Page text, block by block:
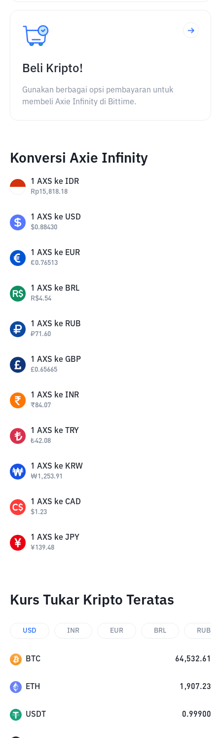
Beli Kripto!
Gunakan berbagai opsi pembayaran untuk
membeli Axie Infinity di Bittime.
Konversi Axie Infinity
1 AXS ke IDR
Rp15,818.18
1 AXS ke USD
$0.88430
1 AXS ke EUR
€0.76513
1 AXS ke BRL
R$4.54
1 AXS ke RUB
₽71.60
1 AXS ke GBP
£0.65665
1 AXS ke INR
₹84.07
1 AXS ke TRY
₺42.08
1 AXS ke KRW
₩1,253.91
1 AXS ke CAD
$1.23
1 AXS ke JPY
¥139.48
Kurs Tukar Kripto Teratas
USD INR EUR BRL RUB
BTC 64,532.61
ETH 1,907.23
USDT 0.99900